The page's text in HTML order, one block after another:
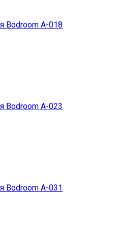
Bodroom A-018
Bodroom A-023
Bodroom A-031